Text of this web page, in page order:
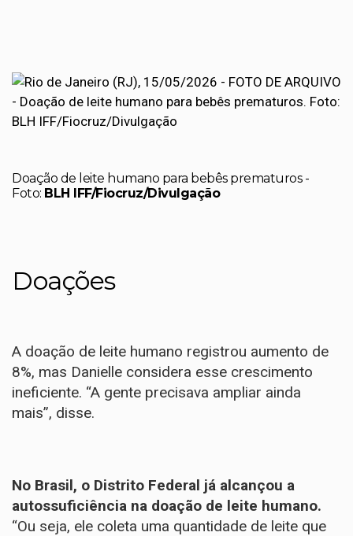
Doação de leite humano para bebês prematuros -
Foto: BLH IFF/Fiocruz/Divulgação
Doações
A doação de leite humano registrou aumento de
8%, mas Danielle considera esse crescimento
ineficiente. “A gente precisava ampliar ainda
mais”, disse.
No Brasil, o Distrito Federal já alcançou a
autossuficiência na doação de leite humano.
“Ou seja, ele coleta uma quantidade de leite que